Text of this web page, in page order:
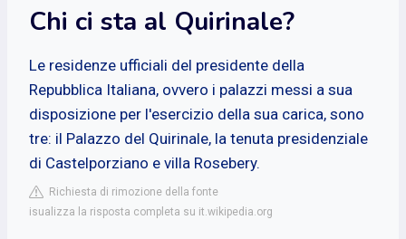
Chi ci sta al Quirinale?
Le residenze ufficiali del presidente della
Repubblica Italiana, ovvero i palazzi messi a sua
disposizione per l'esercizio della sua carica, sono
tre: il Palazzo del Quirinale, la tenuta presidenziale
di Castelporziano e villa Rosebery.
Richiesta di rimozione della fonte
isualizza la risposta completa su it.wikipedia.org